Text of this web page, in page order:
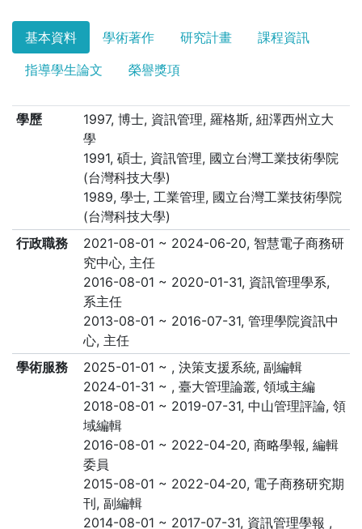
基本資料 學術著作 研究計畫
課程資訊
指導學生論文
榮譽獎項
學歷
1997, 博士, 資訊管理, 羅格斯, 紐澤西州立大
學
1991, 碩士, 資訊管理, 國立台灣工業技術學院
(台灣科技大學)
1989, 學士, 工業管理, 國立台灣工業技術學院
(台灣科技大學)
行政職務
2021-08-01 ~ 2024-06-20, 智慧電子商務研
究中心, 主任
2016-08-01 ~ 2020-01-31, 資訊管理學系,
系主任
2013-08-01 ~ 2016-07-31, 管理學院資訊中
心, 主任
學術服務
2025-01-01 ~ , 決策支援系統, 副編輯
2024-01-31 ~ , 臺大管理論叢, 領域主編
2018-08-01 ~ 2019-07-31, 中山管理評論, 領
域編輯
2016-08-01 ~ 2022-04-20, 商略學報, 編輯
委員
2015-08-01 ~ 2022-04-20, 電子商務研究期
刊, 副編輯
2014-08-01 ~ 2017-07-31, 資訊管理學報 ,